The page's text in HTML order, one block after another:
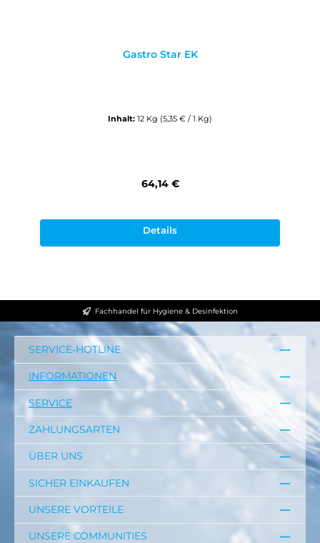
Gastro Star EK
Inhalt: 12 Kg (5,35 € / 1 Kg)
Regulärer Preis:
64,14 €
Details
Fachhandel für Hygiene & Desinfektion
SERVICE-HOTLINE
INFORMATIONEN
SERVICE
ZAHLUNGSARTEN
ÜBER UNS
SICHER EINKAUFEN
UNSERE VORTEILE
UNSERE COMMUNITIES